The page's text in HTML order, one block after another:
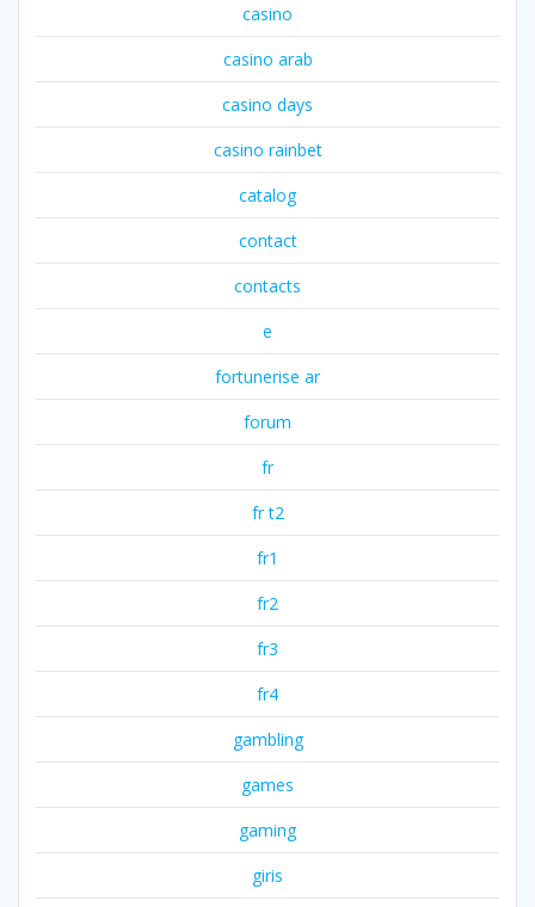
casino
casino arab
casino days
casino rainbet
catalog
contact
contacts
e
fortunerise ar
forum
fr
fr t2
fr1
fr2
fr3
fr4
gambling
games
gaming
giris